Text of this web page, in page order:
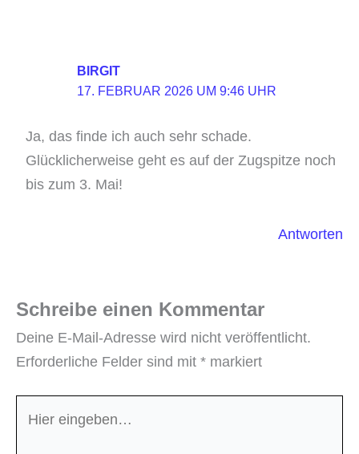
BIRGIT
17. FEBRUAR 2026 UM 9:46 UHR
Ja, das finde ich auch sehr schade.
Glücklicherweise geht es auf der Zugspitze noch
bis zum 3. Mai!
Antworten
Schreibe einen Kommentar
Deine E-Mail-Adresse wird nicht veröffentlicht.
Erforderliche Felder sind mit * markiert
eingeben…